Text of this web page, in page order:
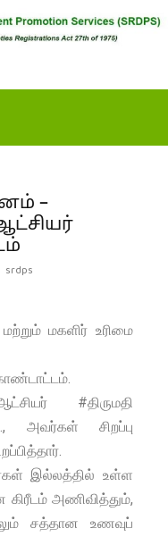
RURAL
–
srdps
மகளிர் உரிமை
#திருமதி
அவர்கள் சிறப்பு
இல்லத்தில் உள்ள
அணிவித்தும்,
சத்தான உணவுப்